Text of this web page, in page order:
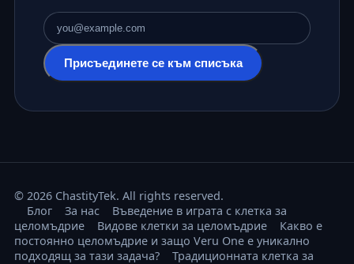
Имейл адрес
Присъединете се към списъка
© 2026 ChastityTek. All rights reserved.
Блог
За нас
Въведение в играта с клетка за
целомъдрие
Видове клетки за целомъдрие
Какво е
постоянно целомъдрие и защо Veru One е уникално
подходящ за тази задача?
Традиционната клетка за